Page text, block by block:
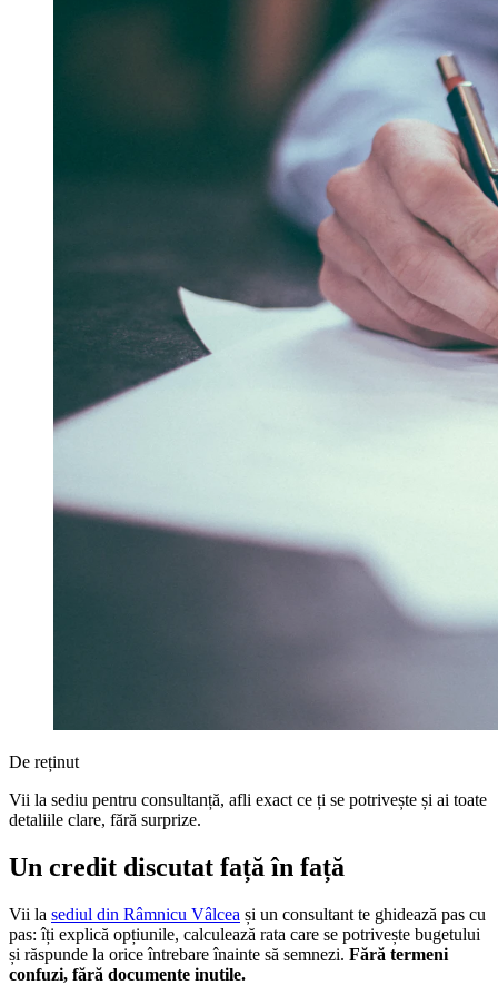
De reținut
Vii la sediu pentru consultanță, afli exact ce ți se potrivește și ai toate
detaliile clare, fără surprize.
Un credit discutat față în față
Vii la sediul din Râmnicu Vâlcea și un consultant te ghidează pas cu
pas: îți explică opțiunile, calculează rata care se potrivește bugetului
și răspunde la orice întrebare înainte să semnezi. Fără termeni
confuzi, fără documente inutile.